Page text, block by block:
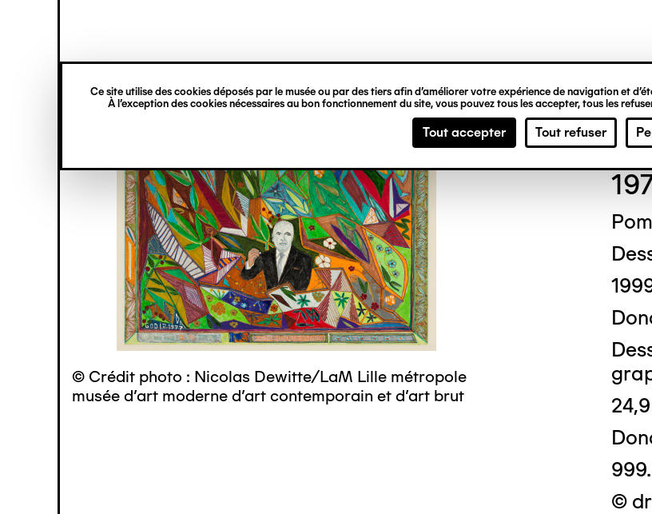
Ce site utilise des cookies déposés par le musée ou par des tiers afin d’améliorer votre expérience de navigation et
À l’exception des cookies nécessaires au bon fonctionnement du site, vous pouvez tous les accepter, tous les
Tout accepter Tout refuser
principal
verticale
© Crédit photo : Nicolas Dewitte/LaM Lille métropole
musée d’art moderne d’art contemporain et d’art brut
©